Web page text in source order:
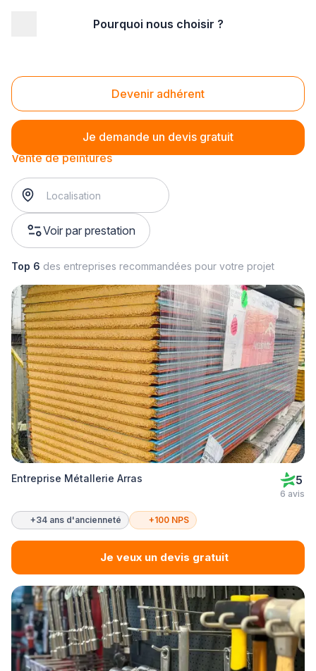
Pourquoi nous choisir ?
Devenir adhérent
Je demande un devis gratuit
Vente de peintures
Vente de peintures
Voir par prestation
Top 6 des entreprises recommandées pour votre projet
Entreprise Métallerie Arras 5
6 avis
+34 ans d'ancienneté +100 NPS
Je veux un devis gratuit